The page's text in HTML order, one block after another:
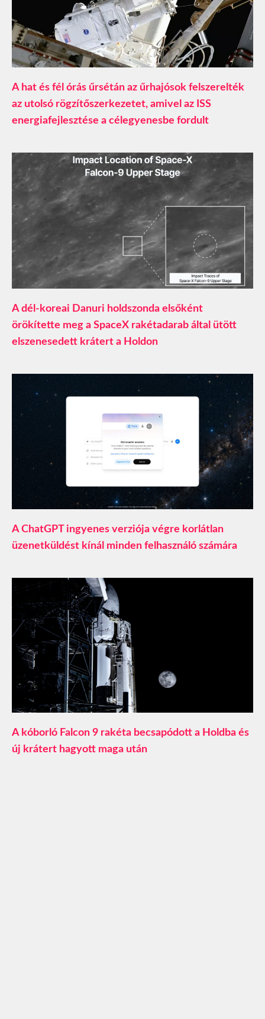
A hat és fél órás űrsétán az űrhajósok felszerelték
az utolsó rögzítőszerkezetet, amivel az ISS
energiafejlesztése a célegyenesbe fordult
A dél-koreai Danuri holdszonda elsőként
örökítette meg a SpaceX rakétadarab által ütött
elszenesedett krátert a Holdon
A ChatGPT ingyenes verziója végre korlátlan
üzenetküldést kínál minden felhasználó számára
A kóborló Falcon 9 rakéta becsapódott a Holdba és
új krátert hagyott maga után